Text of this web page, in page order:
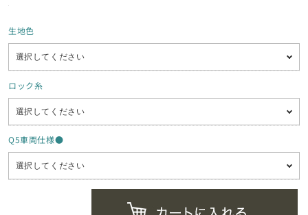
生地色
ロック糸
Q5車両仕様●